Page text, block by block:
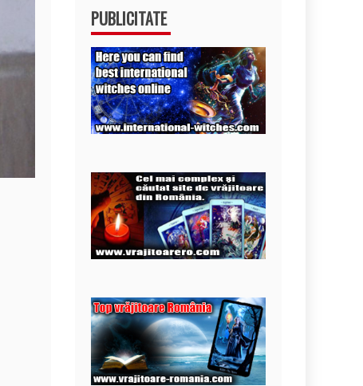
PUBLICITATE